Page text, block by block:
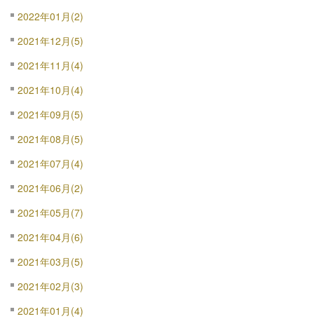
2022年01月(2)
2021年12月(5)
2021年11月(4)
2021年10月(4)
2021年09月(5)
2021年08月(5)
2021年07月(4)
2021年06月(2)
2021年05月(7)
2021年04月(6)
2021年03月(5)
2021年02月(3)
2021年01月(4)